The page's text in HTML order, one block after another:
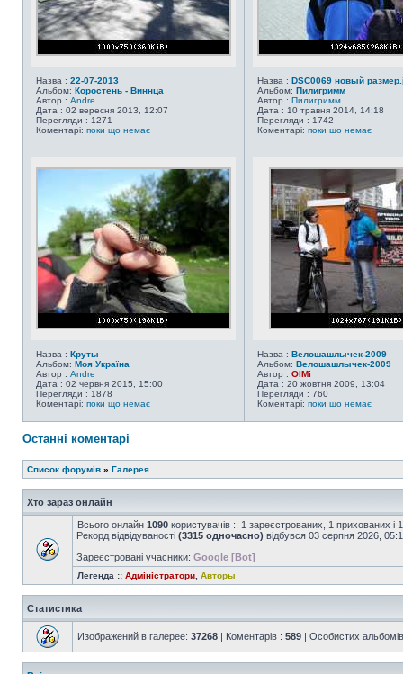
Назва : 22-07-2013
Альбом: Коростень - Виннца
Автор : Andre
Дата : 02 вересня 2013, 12:07
Перегляди : 1271
Коментарі: поки що немає
Назва : DSC0069 новый
Альбом: Пилигримм
Автор : Пилигримм
Дата : 10 травня 2014, 14:18
Перегляди : 1742
Коментарі: поки що немає
Назва : Круты
Альбом: Моя Україна
Автор : Andre
Дата : 02 червня 2015, 15:00
Перегляди : 1878
Коментарі: поки що немає
Назва : Велошашлычек-2009
Альбом: Велошашлычек-2009
Автор : OlMi
Дата : 20 жовтня 2009, 13:04
Перегляди : 760
Коментарі: поки що немає
Останні коментарі
Список форумів » Галерея
Хто зараз онлайн
Всього онлайн 1090 користувачів :: 1 зареєстрованих, 1 прихованих і
Рекорд відвідуваності (3315 одночасно) відбувся 03 серпня 2026,
Зареєстровані учасники: Google [Bot]
Легенда :: Адміністратори Авторы
Статистика
Изображений в галерее: 37268 | Коментарів : 589 | Особистих